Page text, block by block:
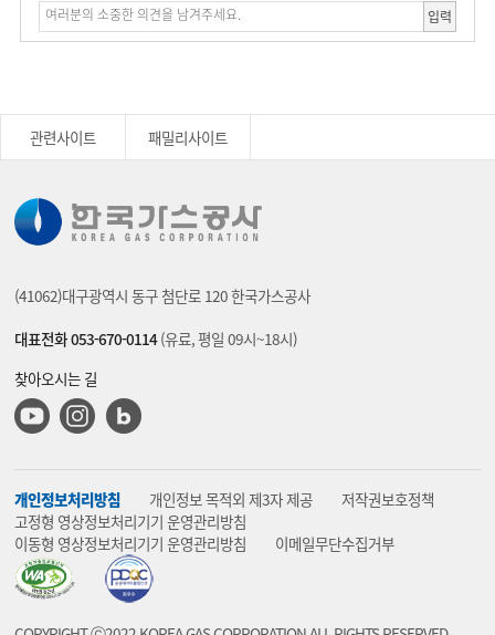
입력
관련사이트 패밀리사이트
(41062)대구광역시 동구 첨단로 120 한국가스공사
대표전화 053-670-0114(유료, 평일 09시~18시)
찾아오시는 길
유튜브인스타그램블로그
개인정보처리방침 개인정보 목적외 제3자 제공
저작권보호정책
고정형 영상정보처리기기 운영관리방침
이동형 영상정보처리기기 운영관리방침
이메일무단수집거부